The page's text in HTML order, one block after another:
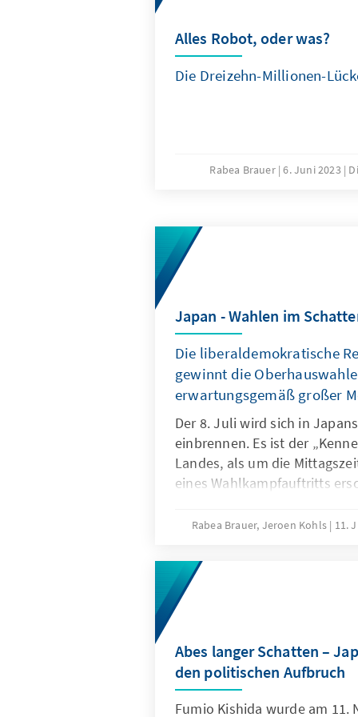
Alles Robot, oder was?
Die Dreizehn-Millionen-
Rabea Brauer 6. Juni 2023
Japan - Wahlen im
Die liberaldemokratische
gewinnt die
erwartungsgemäß großer
Der 8. Juli wird sich in
einbrennen. Es ist der
Landes, als um die
eines Wahlkampfauftritts
tiefes Loch in seine Familie,
Anschlag auf den
Shinzo Abe erzielt die
Koalition eine komfortable
tief sitzt der Schock über
der bis zum Schluss die
entscheidend mitbestimmt
Wahlen werden
Rabea Brauer, Jeroen Kohls 11.
Abes langer Schatten –
den politischen Aufbruch
Fumio Kishida wurde am 11.